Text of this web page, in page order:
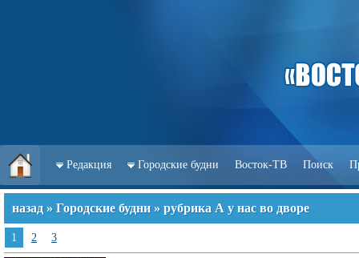
Редакция Городские будни Восток-ТВ Поиск
назад » Городские будни » рубрика А у нас во дворе
1 2 3